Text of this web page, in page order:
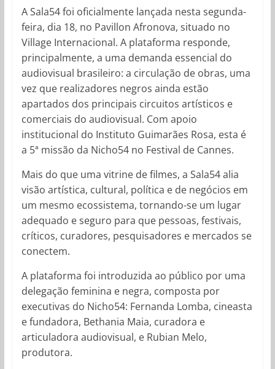
A Sala54 foi oficialmente lançada nesta segunda-
feira, dia 18, no Pavillon Afronova, situado no
Village Internacional. A plataforma responde,
principalmente, a uma demanda essencial do
audiovisual brasileiro: a circulação de obras, uma
vez que realizadores negros ainda estão
apartados dos principais circuitos artísticos e
comerciais do audiovisual. Com apoio
institucional do Instituto Guimarães Rosa, esta é
a 5ª missão da Nicho54 no Festival de Cannes.
Mais do que uma vitrine de filmes, a Sala54 alia
visão artística, cultural, política e de negócios em
um mesmo ecossistema, tornando-se um lugar
adequado e seguro para que pessoas, festivais,
críticos, curadores, pesquisadores e mercados se
conectem.
A plataforma foi introduzida ao público por uma
delegação feminina e negra, composta por
executivas do Nicho54: Fernanda Lomba, cineasta
e fundadora, Bethania Maia, curadora e
articuladora audiovisual, e Rubian Melo,
produtora.